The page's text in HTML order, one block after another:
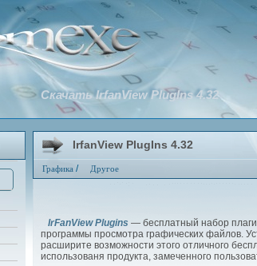
IrfanView PlugIns 4.32
Графика / Другое
Скачать IrfanView PlugIns 4.32
IrFanView Plugins — бесплатный набор
программы просмотра графических файлов.
расширите возможности этого отличного
использованя продукта, замеченного